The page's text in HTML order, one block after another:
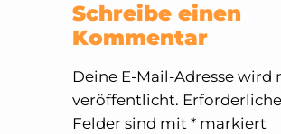
Schreibe einen
Kommentar
Deine E-Mail-Adresse wird
veröffentlicht. Erforderliche
Felder sind mit *markiert